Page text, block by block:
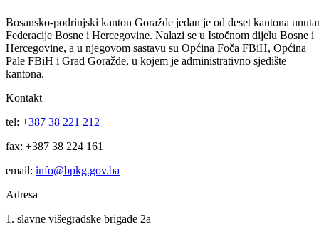
Bosansko-podrinjski kanton Goražde jedan je od deset kantona
Federacije Bosne i Hercegovine. Nalazi se u Istočnom dijelu Bosne i
Hercegovine, a u njegovom sastavu su Općina Foča FBiH, Općina
Pale FBiH i Grad Goražde, u kojem je administrativno sjedište
kantona.
Kontakt
tel: +387 38 221 212
fax: +387 38 224 161
email: info@bpkg.gov.ba
Adresa
1. slavne višegradske brigade 2a